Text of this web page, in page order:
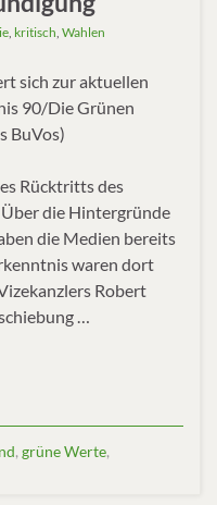
kritisch Wahlen
sich zur aktuellen
90/Die Grünen
BuVos)
Rücktritts des
die Hintergründe
die Medien bereits
waren dort
Robert
…
, grüne Werte,